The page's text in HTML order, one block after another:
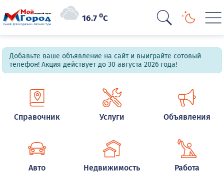
16.7oC
Добавьте ваше объявление на сайт и выиграйте сотовый
телефон! Акция действует до 30 августа 2026 года!
Справочник Услуги Объявления
Авто Недвижимость Работа